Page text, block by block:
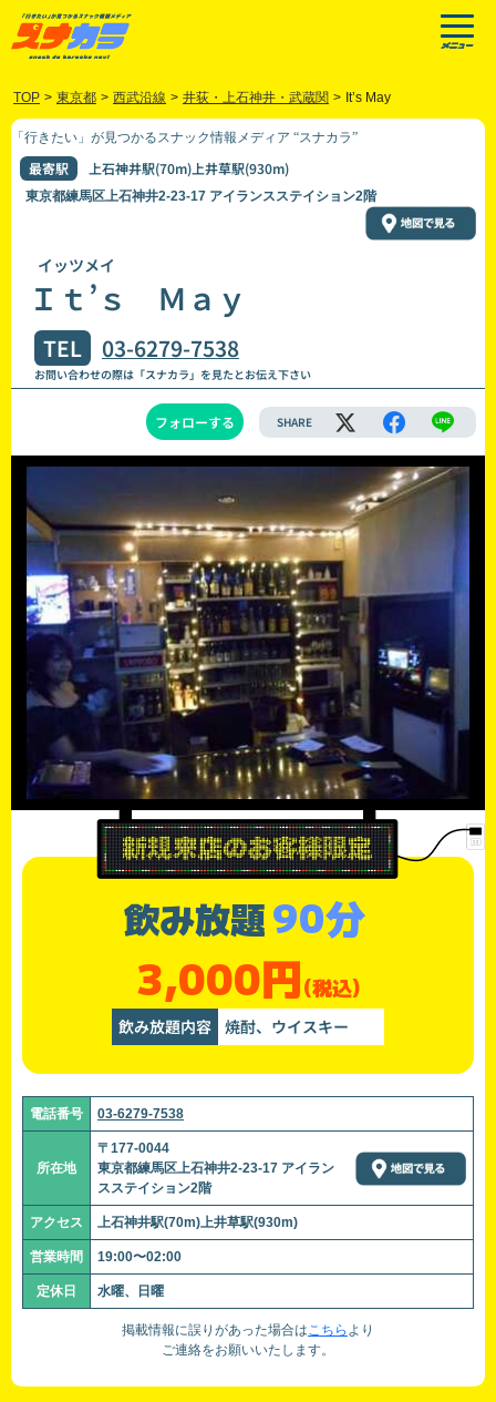
TOP > 東京都 > 西武沿線 > 井荻・上石神井・武蔵関 > It’s May
「行きたい」が見つかるスナック情報メディア “スナカラ”
最寄駅 上石神井駅(70m)上井草駅(930m)
東京都練馬区上石神井2-23-17 アイランスステイション2階
イッツメイ
Ｉｔ’ｓ Ｍａｙ
TEL 03-6279-7538
お問い合わせの際は「スナカラ」を見たとお伝え下さい
フォローする SHARE
飲み放題90分
3,000円(税込)
飲み放題内容 焼酎、ウイスキー
電話番号 03-6279-7538
所在地
〒177-0044
東京都練馬区上石神井2-23-17 アイラン
スステイション2階
アクセス 上石神井駅(70m)上井草駅(930m)
営業時間 19:00〜02:00
定休日 水曜、日曜
掲載情報に誤りがあった場合はこちら より
ご連絡をお願いいたします。